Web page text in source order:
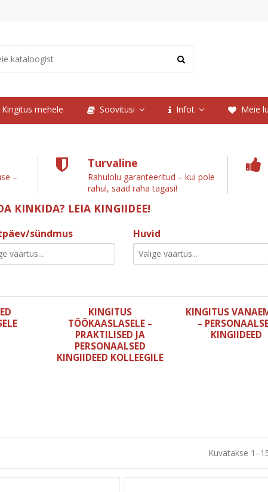
Kingitus mehele Soovitusi Infot Meie
–
Turvaline
Rahulolu garanteeritud – kui pole
rahul, saad raha tagasi!
KINKIDA? LEIA KINGIIDEE!
sündmus Huvid
KINGITUS
TÖÖKAASLASELE –
PRAKTILISED JA
PERSONAALSED
KINGIIDEED KOLLEEGILE
KINGITUS
–
KINGIIDEED
Kuvatakse